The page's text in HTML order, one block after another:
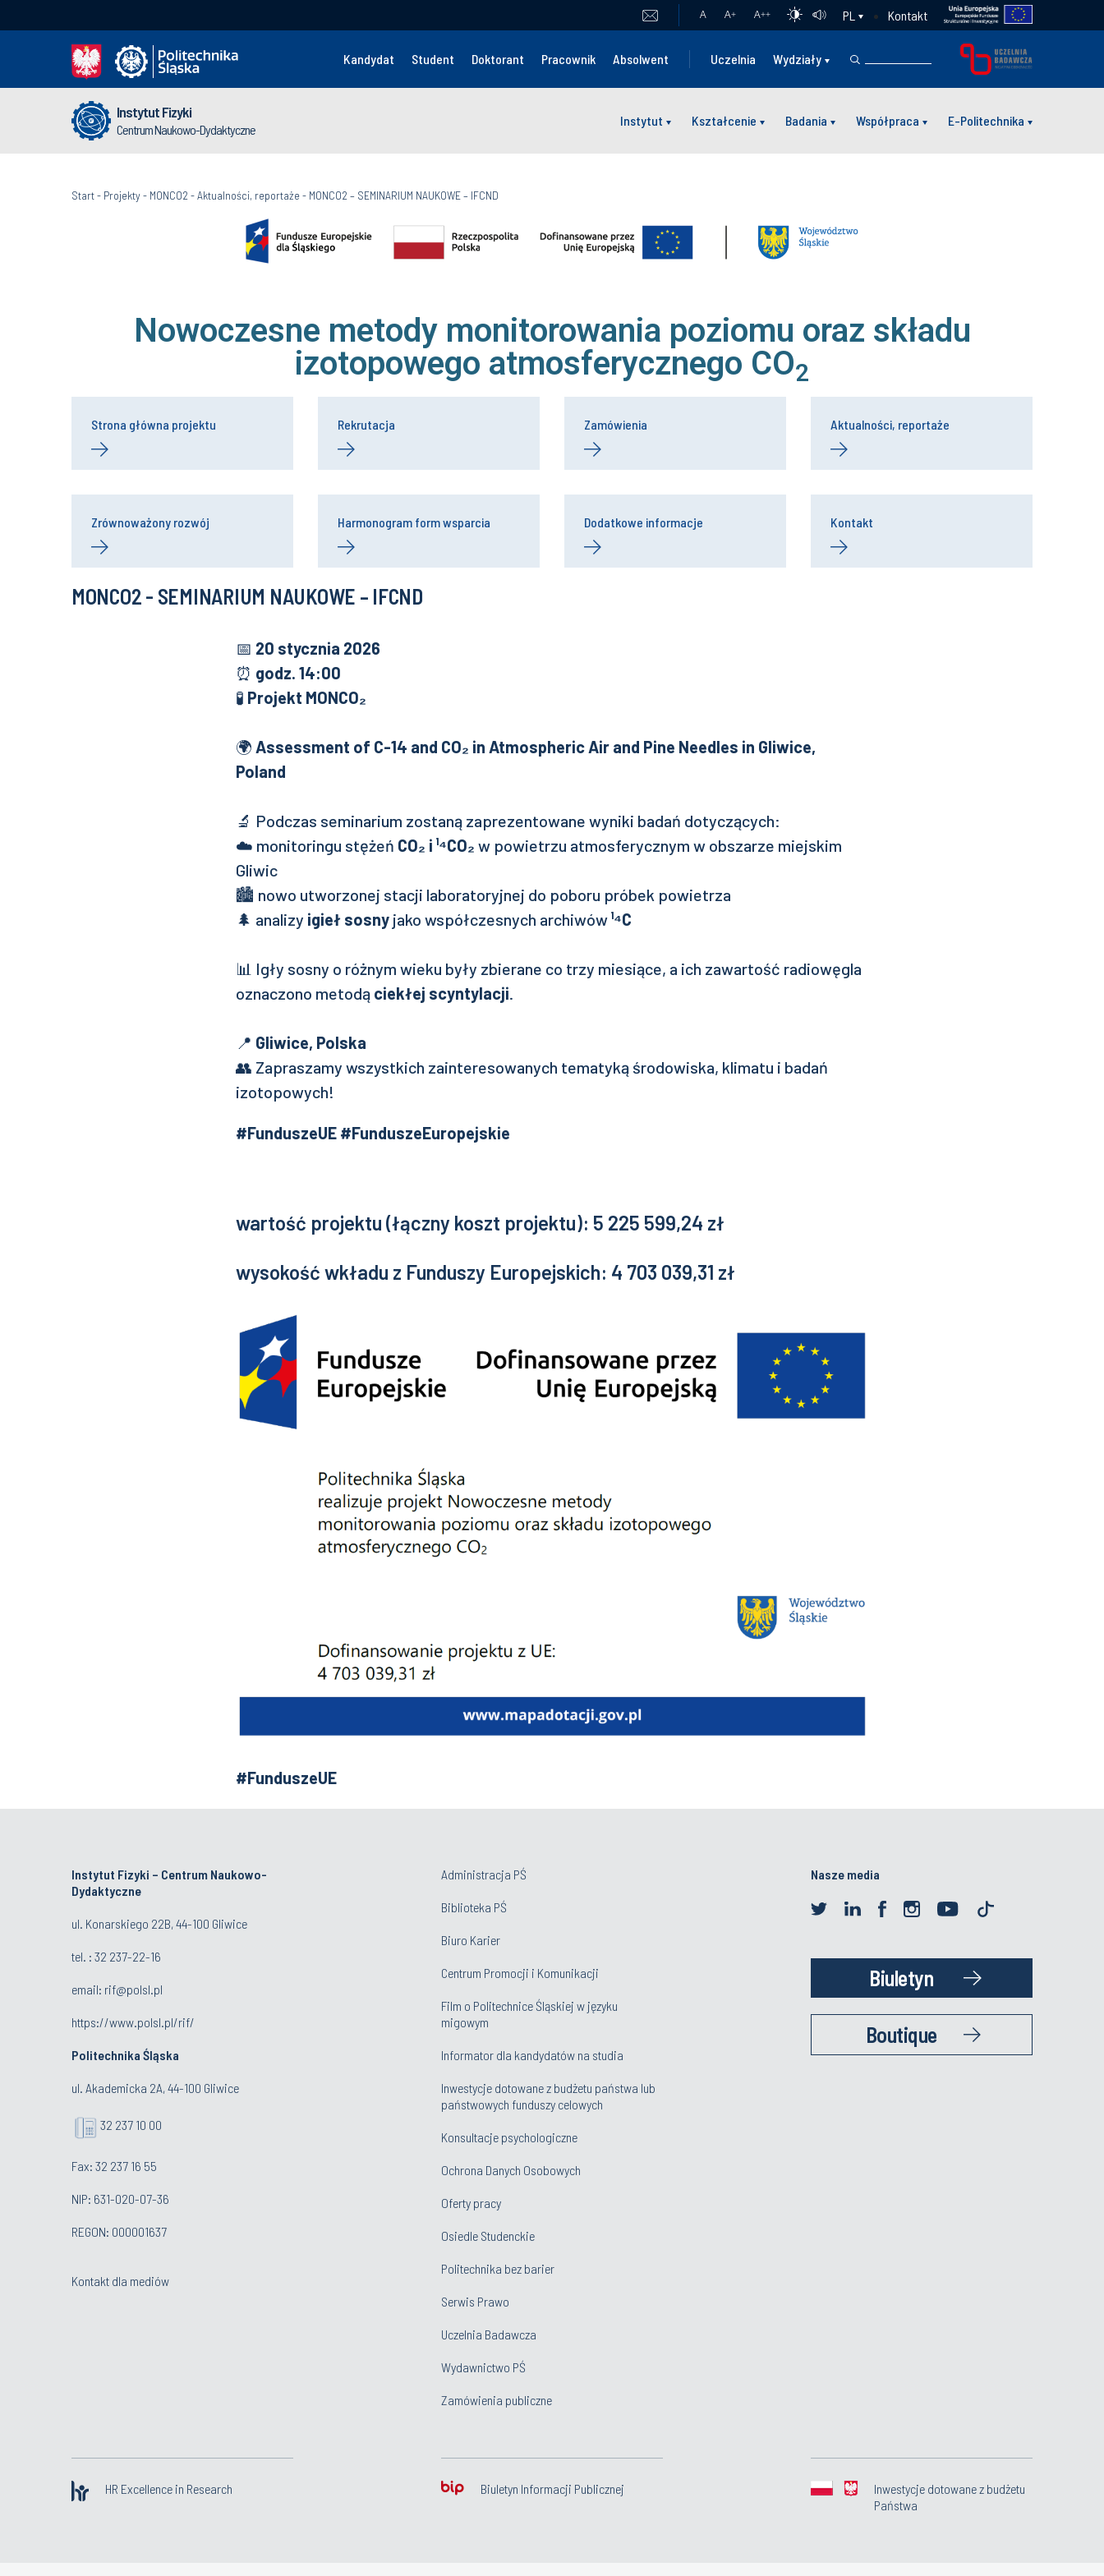
A A+ A++ PL Kontakt
Kandydat Student Doktorant Pracownik Absolwent Uczelnia Wydziały
Instytut Fizyki
Centrum Naukowo-Dydaktyczne
Instytut Kształcenie Badania Współpraca E-Politechnika
Start- Projekty- MONCO2 -Aktualności, reportaże - MONCO2 – SEMINARIUM NAUKOWE – IFCND
Nowoczesne metody monitorowania poziomu oraz składu
izotopowego atmosferycznego CO2
Strona główna projektu Rekrutacja Zamówienia Aktualności, reportaże
Zrównoważony rozwój Harmonogram form wsparcia Dodatkowe informacje Kontakt
MONCO2 - SEMINARIUM NAUKOWE – IFCND
📅 20 stycznia 2026
⏰ godz. 14:00
🧪 Projekt MONCO₂
🌍 Assessment of C-14 and CO₂ in Atmospheric Air and Pine Needles in Gliwice,
Poland
🔬 Podczas seminarium zostaną zaprezentowane wyniki badań dotyczących:
☁️ monitoringu stężeń CO₂ i ¹⁴CO₂ w powietrzu atmosferycznym w obszarze miejskim
Gliwic
🏙️ nowo utworzonej stacji laboratoryjnej do poboru próbek powietrza
🌲 analizy igieł sosny jako współczesnych archiwów¹⁴C
📊 Igły sosny o różnym wieku były zbierane co trzy miesiące, a ich zawartość radiowęgla
oznaczono metodą ciekłej scyntylacji.
📍 Gliwice, Polska
👥 Zapraszamy wszystkich zainteresowanych tematyką środowiska, klimatu i badań
izotopowych!
#FunduszeUE #FunduszeEuropejskie
wartość projektu (łączny koszt projektu): 5 225 599,24 zł
wysokość wkładu z Funduszy Europejskich: 4 703 039,31 zł
#FunduszeUE
Instytut Fizyki – Centrum Naukowo-
Dydaktyczne
ul. Konarskiego 22B, 44-100 Gliwice
tel. : 32 237-22-16
email: rif@polsl.pl
https://www.polsl.pl/rif/
Politechnika Śląska
ul. Akademicka 2A, 44-100 Gliwice
32 237 10 00
Fax: 32 237 16 55
NIP: 631-020-07-36
REGON: 000001637
Kontakt dla mediów
Administracja PŚ
Biblioteka PŚ
Biuro Karier
Centrum Promocji i Komunikacji
Film o Politechnice Śląskiej w języku
migowym
Informator dla kandydatów na studia
Inwestycje dotowane z budżetu państwa lub
państwowych funduszy celowych
Konsultacje psychologiczne
Ochrona Danych Osobowych
Oferty pracy
Osiedle Studenckie
Politechnika bez barier
Serwis Prawo
Uczelnia Badawcza
Wydawnictwo PŚ
Zamówienia publiczne
Nasze media
Biuletyn
Boutique
HR Excellence in Research Biuletyn Informacji Publicznej
Inwestycje dotowane z budżetu
Państwa